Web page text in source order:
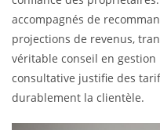
accompagnés de
projections de revenus,
véritable conseil en
consultative justifie des
durablement la clientèle.